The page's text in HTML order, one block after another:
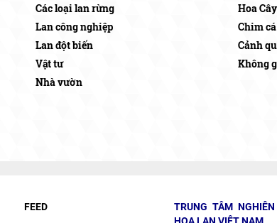
Các loại lan rừng
Lan công nghiệp
Lan đột biến
Vật tư
Nhà vườn
Hoa
Chim
Cảnh
Không
FEED
TRUNG TÂM
HOA LAN VIỆT NAM